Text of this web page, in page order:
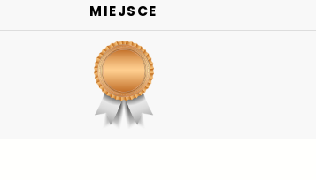
MIEJSCE